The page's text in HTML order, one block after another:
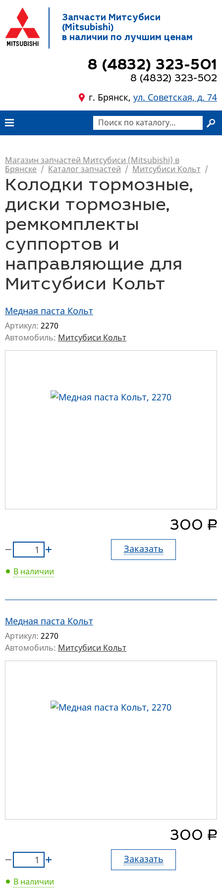
Запчасти Митсубиси
(Mitsubishi)
в наличии по лучшим ценам
8 (4832) 323-501
8 (4832) 323-502
г. Брянск, ул. Советская, д. 74
Магазин запчастей Митсубиси (Mitsubishi) в
Брянске / Каталог запчастей / Митсубиси Кольт /
Колодки тормозные,
диски тормозные,
ремкомплекты
суппортов и
направляющие для
Митсубиси Кольт
Медная паста Кольт
Артикул: 2270
Автомобиль: Митсубиси Кольт
300 руб.
Заказать
В наличии
Медная паста Кольт
Артикул: 2270
Автомобиль: Митсубиси Кольт
300 руб.
Заказать
В наличии